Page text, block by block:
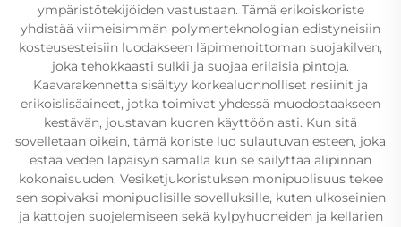
ympäristötekijöiden vastustaan. Tämä erikoiskoriste
yhdistää viimeisimmän polymerteknologian edistyneisiin
kosteusesteisiin luodakseen läpimenoittoman suojakilven,
joka tehokkaasti sulkii ja suojaa erilaisia pintoja.
Kaavarakennetta sisältyy korkealuonnolliset resiinit ja
erikoislisäaineet, jotka toimivat yhdessä muodostaakseen
kestävän, joustavan kuoren käyttöön asti. Kun sitä
sovelletaan oikein, tämä koriste luo sulautuvan esteen, joka
estää veden läpäisyn samalla kun se säilyttää alipinnan
kokonaisuuden. Vesiketjukoristuksen monipuolisuus tekee
sen sopivaksi monipuolisille sovelluksille, kuten ulkoseinien
ja kattojen suojelemiseen sekä kylpyhuoneiden ja kellarien